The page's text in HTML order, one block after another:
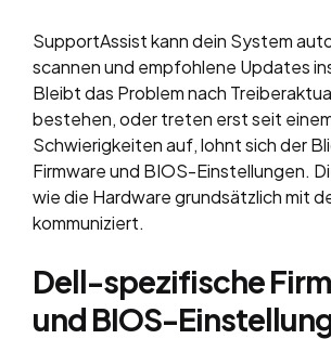
SupportAssist kann dein System
scannen und empfohlene Updates
Bleibt das Problem nach
bestehen, oder treten erst seit
Schwierigkeiten auf, lohnt sich der
Firmware und BIOS-Einstellungen.
wie die Hardware grundsätzlich mit
kommuniziert.
Dell-spezifische
und BIOS-